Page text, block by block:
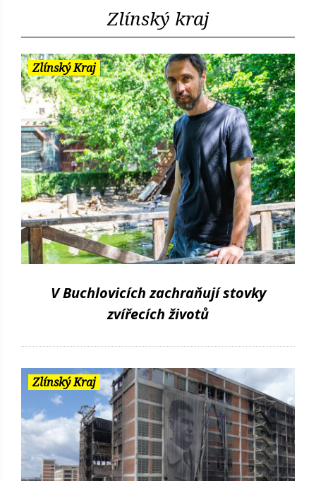
Zlínský kraj
Zlínský Kraj
V Buchlovicích zachraňují stovky
zvířecích životů
Zlínský Kraj